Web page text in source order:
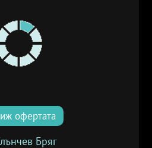
офертата
Бряг